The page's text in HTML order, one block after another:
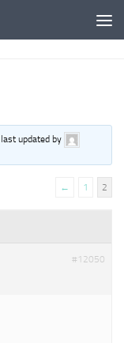
updated by
← 1 2
#12050